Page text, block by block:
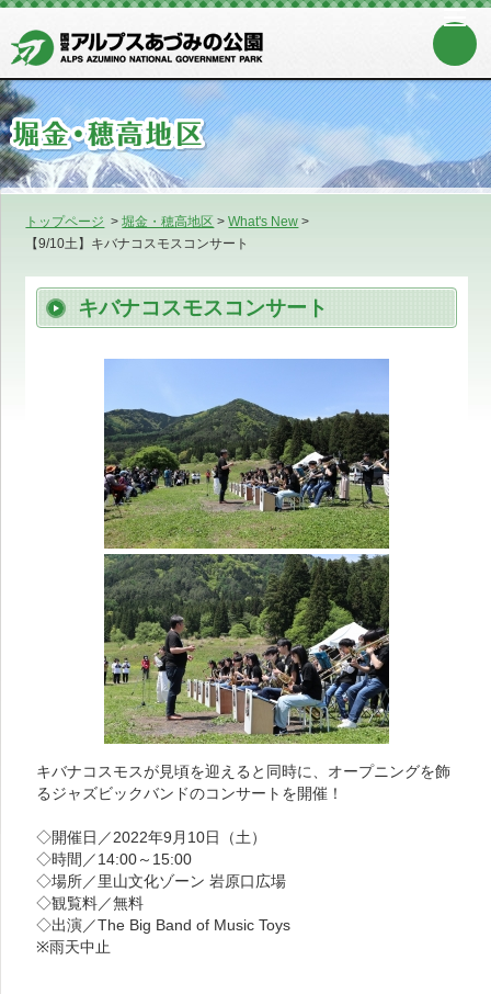
トップページ > 堀金・穂高地区 > What's New >
【9/10土】キバナコスモスコンサート
キバナコスモスコンサート
キバナコスモスが見頃を迎えると同時に、オープニングを飾
るジャズビックバンドのコンサートを開催！
◇開催日／2022年9月10日（土）
◇時間／14:00～15:00
◇場所／里山文化ゾーン 岩原口広場
◇観覧料／無料
◇出演／The Big Band of Music Toys
※雨天中止